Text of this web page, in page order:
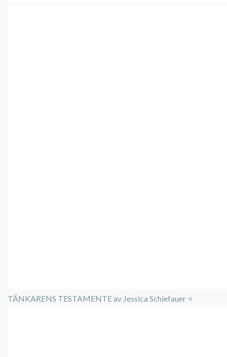
TÄNKARENS TESTAMENTE av Jessica Schiefauer ⭐️